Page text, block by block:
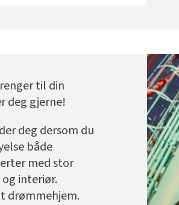
til din
deg gjerne!
deg dersom du
både
med stor
interiør.
drømmehjem.